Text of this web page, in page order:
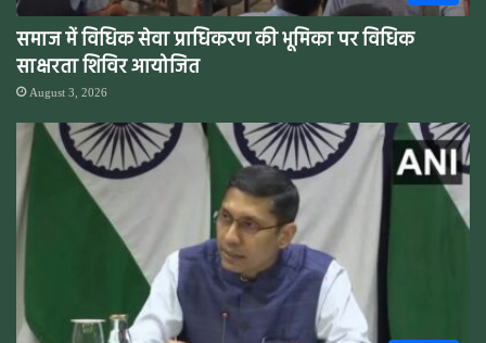
समाज में विधिक सेवा प्राधिकरण की भूमिका पर विधिक
साक्षरता शिविर आयोजित
August 3, 2026